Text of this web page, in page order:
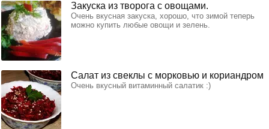
Закуска из творога с овощами.
Очень вкусная закуска, хорошо, что зимой теперь
можно купить любые овощи и зелень.
Салат из свеклы с морковью и кориандром
Очень вкусный витаминный салатик :)